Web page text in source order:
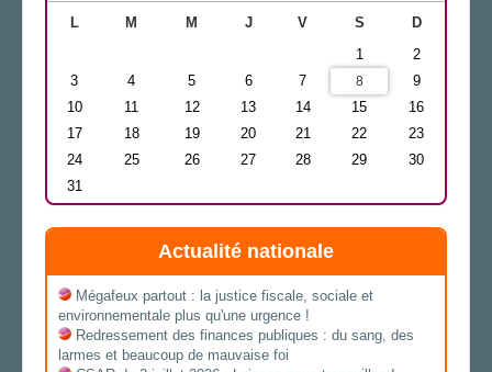
L M M J V S
D
1
2
3
4 5 6 7 8
9
10
11 12 13 14 15
16
17
18 19 20 21 22
23
24
25 26 27 28 29
30
31
Actualité nationale
Mégafeux partout : la justice fiscale, sociale et
environnementale plus qu'une urgence !
Redressement des finances publiques : du sang, des
larmes et beaucoup de mauvaise foi